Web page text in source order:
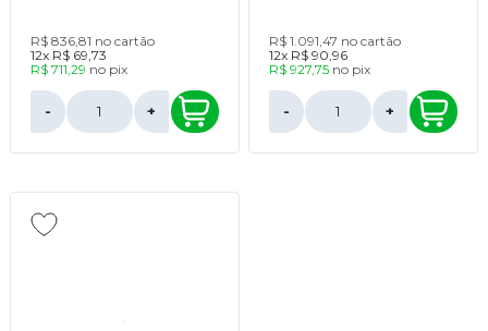
R$ 836,81 no cartão
12x R$ 69,73
R$ 711,29 no pix
- +
R$ 1.091,47 no cartão
12x R$ 90,96
R$ 927,75 no pix
- +